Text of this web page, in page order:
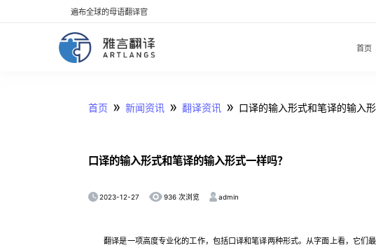
遍布全球的母语翻译官
首页
首页 » 新闻资讯 » 翻译资讯 » 口译的输入形式和笔译的输入形
口译的输入形式和笔译的输入形式一样吗？
2023-12-27 936 次浏览 admin
翻译是一项高度专业化的工作，包括口译和笔译两种形式。从字面上看，它们最